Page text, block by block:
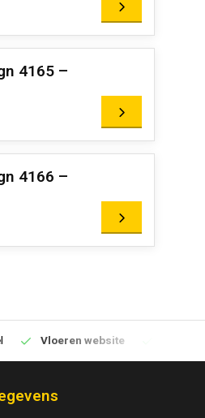
4165 –
4166 –
Vloeren website